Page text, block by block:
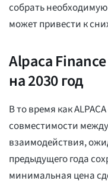
собрать
может привести к
Alpaca
на 2030 год
В то время как
совместимости
взаимодействия,
предыдущего года
минимальная цена